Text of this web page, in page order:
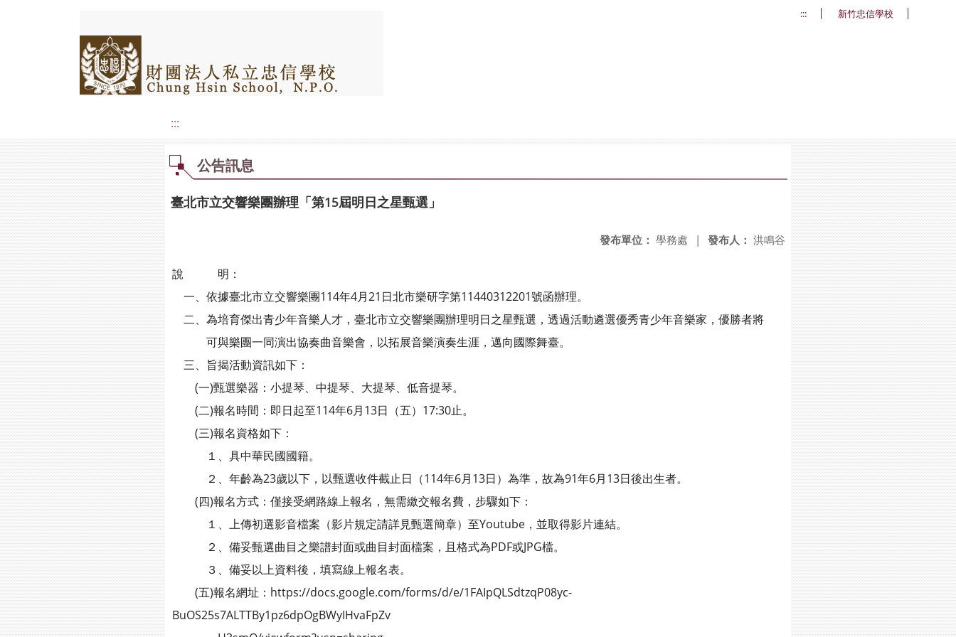
::: 新竹忠信學校
:::
公告訊息
臺北市立交響樂團辦理「第15屆明日之星甄選」
發布人： 洪鳴谷
發布單位： 學務處 |
說 明：
一、依據臺北市立交響樂團114年4月21日北市樂研字第11440312201號函辦理。
二、為培育傑出青少年音樂人才，臺北市立交響樂團辦理明日之星甄選，透過活動遴選優秀青少年音樂家，優勝者將
可與樂團一同演出協奏曲音樂會，以拓展音樂演奏生涯，邁向國際舞臺。
三、旨揭活動資訊如下：
(一)甄選樂器：小提琴、中提琴、大提琴、低音提琴。
(二)報名時間：即日起至114年6月13日（五）17:30止。
(三)報名資格如下：
１、具中華民國國籍。
２、年齡為23歲以下，以甄選收件截止日（114年6月13日）為準，故為91年6月13日後出生者。
(四)報名方式：僅接受網路線上報名，無需繳交報名費，步驟如下：
１、上傳初選影音檔案（影片規定請詳見甄選簡章）至Youtube，並取得影片連結。
２、備妥甄選曲目之樂譜封面或曲目封面檔案，且格式為PDF或JPG檔。
３、備妥以上資料後，填寫線上報名表。
(五)報名網址：https://docs.google.com/forms/d/e/1FAIpQLSdtzqP08yc-
BuOS25s7ALTTBy1pz6dpOgBWyIHvaFpZv